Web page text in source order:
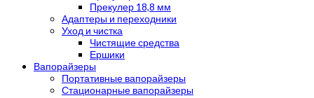
Прекулер 18,8 мм
Адаптеры и переходники
Уход и чистка
Чистящие средства
Ершики
Вапорайзеры
Портативные вапорайзеры
Стационарные вапорайзеры